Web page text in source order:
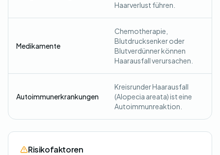
Haarverlust führen.
Medikamente
Chemotherapie,
Blutdrucksenker oder
Blutverdünner können
Haarausfall verursachen.
Autoimmunerkrankungen
Kreisrunder Haarausfall
(Alopecia areata) ist eine
Autoimmunreaktion.
Risikofaktoren